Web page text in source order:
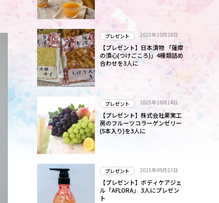
プレゼント 2025年10月28日
【プレゼント】日本漬物 「薩摩
の漬心(つけごころ)」4種類詰め
合わせを3人に
プレゼント 2025年10月14日
【プレゼント】株式会社果実工
房のフルーツコラーゲンゼリー
(5本入り)を3人に
プレゼント 2025年09月23日
【プレゼント】ボディケアジェ
ル「AFLORA」 3人にプレゼン
ト